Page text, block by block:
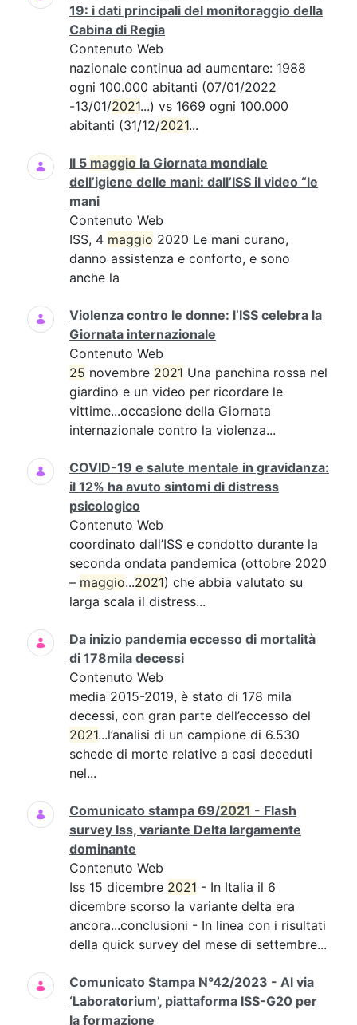
19: i dati principali del monitoraggio della
Cabina di Regia
Contenuto Web
nazionale continua ad aumentare: 1988
ogni 100.000 abitanti (07/01/2022
-13/01/2021...) vs 1669 ogni 100.000
abitanti (31/12/2021...
Il 5 maggio la Giornata mondiale
dell’igiene delle mani: dall’ISS il video “le
mani
Contenuto Web
ISS, 4 maggio 2020 Le mani curano,
danno assistenza e conforto, e sono
anche la
Violenza contro le donne: l’ISS celebra la
Giornata internazionale
Contenuto Web
25 novembre 2021 Una panchina rossa nel
giardino e un video per ricordare le
vittime...occasione della Giornata
internazionale contro la violenza...
COVID-19 e salute mentale in gravidanza:
il 12% ha avuto sintomi di distress
psicologico
Contenuto Web
coordinato dall’ISS e condotto durante la
seconda ondata pandemica (ottobre 2020
– maggio...2021) che abbia valutato su
larga scala il distress...
Da inizio pandemia eccesso di mortalità
di 178mila decessi
Contenuto Web
media 2015-2019, è stato di 178 mila
decessi, con gran parte dell’eccesso del
2021...l’analisi di un campione di 6.530
schede di morte relative a casi deceduti
nel...
Comunicato stampa 69/2021 - Flash
survey Iss, variante Delta largamente
dominante
Contenuto Web
Iss 15 dicembre 2021 - In Italia il 6
dicembre scorso la variante delta era
ancora...conclusioni - In linea con i risultati
della quick survey del mese di settembre...
Comunicato Stampa N°42/2023 - Al via
‘Laboratorium’, piattaforma ISS-G20 per
la formazione